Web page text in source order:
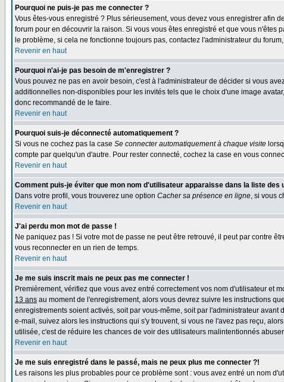
Pourquoi ne puis-je pas me connecter ?
Vous êtes-vous enregistré ? Plus sérieusement, vous devez vous enregistrer afin
forum pour en découvrir la raison. Si vous vous êtes enregistré et que vous
le problème, si cela ne fonctionne toujours pas, contactez l'administrateur du
Revenir en haut
Pourquoi n'ai-je pas besoin de m'enregistrer ?
Vous pouvez ne pas en avoir besoin, c'est à l'administrateur de décider si vous
additionnelles non-disponibles pour les invités tels que le choix d'une image
donc recommandé de le faire.
Revenir en haut
Pourquoi suis-je déconnecté automatiquement ?
Si vous ne cochez pas la case Se connecter automatiquement à chaque visite
compte par quelqu'un d'autre. Pour rester connecté, cochez la case en vous
Revenir en haut
Comment puis-je éviter que mon nom d'utilisateur apparaisse dans la liste des
Dans votre profil, vous trouverez une option Cacher sa présence en ligne, si vous
Revenir en haut
J'ai perdu mon mot de passe !
Ne paniquez pas ! Si votre mot de passe ne peut être retrouvé, il peut par contre
vous reconnecter en un rien de temps.
Revenir en haut
Je me suis inscrit mais ne peux pas me connecter !
Premièrement, vérifiez que vous avez entré correctement vos nom d'utilisateur et
13 ans au moment de l'enregistrement, alors vous devrez suivre les instructions
enregistrements soient activés, soit par vous-même, soit par l'administrateur
e-mail, suivez alors les instructions qui s'y trouvent, si vous ne l'avez pas reçu,
utilisée, c'est de réduire les chances de voir des utilisateurs malintentionnés
Revenir en haut
Je me suis enregistré dans le passé, mais ne peux plus me connecter ?!
Les raisons les plus probables pour ce problème sont : vous avez entré un nom